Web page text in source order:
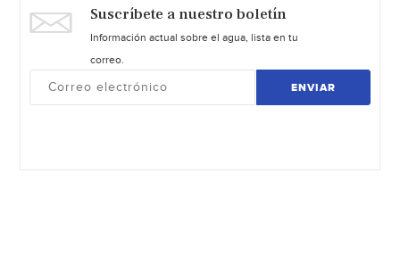
Suscríbete a nuestro boletín
Información actual sobre el agua, lista en tu
correo.
ENVIAR